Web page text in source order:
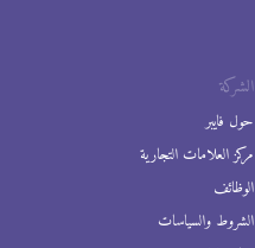
الشركة
حول فايبر
مركز العلامات التجارية
الوظائف
الشروط والسياسات